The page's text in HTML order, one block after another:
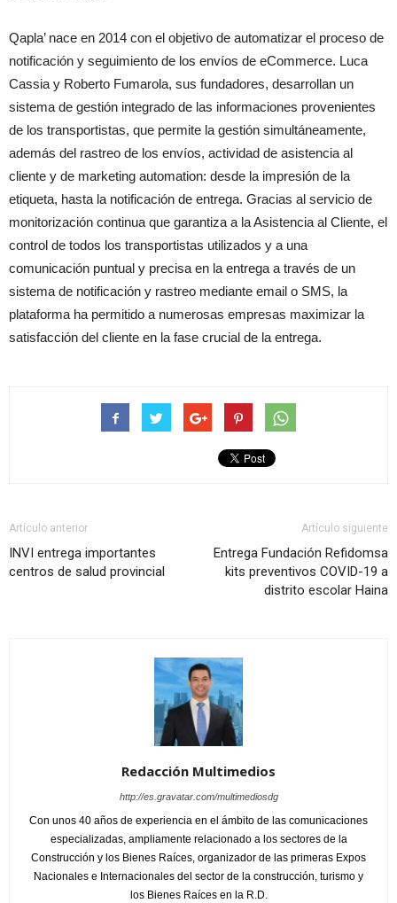
Qapla’ nace en 2014 con el objetivo de automatizar el proceso de
notificación y seguimiento de los envíos de eCommerce. Luca
Cassia y Roberto Fumarola, sus fundadores, desarrollan un
sistema de gestión integrado de las informaciones provenientes
de los transportistas, que permite la gestión simultáneamente,
además del rastreo de los envíos, actividad de asistencia al
cliente y de marketing automation: desde la impresión de la
etiqueta, hasta la notificación de entrega. Gracias al servicio de
monitorización continua que garantiza a la Asistencia al Cliente, el
control de todos los transportistas utilizados y a una
comunicación puntual y precisa en la entrega a través de un
sistema de notificación y rastreo mediante email o SMS, la
plataforma ha permitido a numerosas empresas maximizar la
satisfacción del cliente en la fase crucial de la entrega.
Artículo anterior
INVI entrega importantes
centros de salud provincial
Artículo siguiente
Entrega Fundación Refidomsa
kits preventivos COVID-19 a
distrito escolar Haina
Redacción Multimedios
http://es.gravatar.com/multimediosdg
Con unos 40 años de experiencia en el ámbito de las comunicaciones
especializadas, ampliamente relacionado a los sectores de la
Construcción y los Bienes Raíces, organizador de las primeras Expos
Nacionales e Internacionales del sector de la construcción, turismo y
los Bienes Raíces en la R.D.